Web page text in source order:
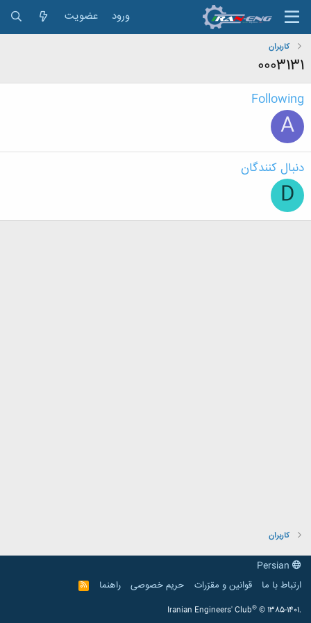
ورود عضویت
کاربران
0003131
Following
A
دنبال کنندگان
D
کاربران
ارتباط با ما
قوانین و مقرّرات حریم خصوصی راهنما
R
S
Iranian Engineers' Club® © 1385-1401.